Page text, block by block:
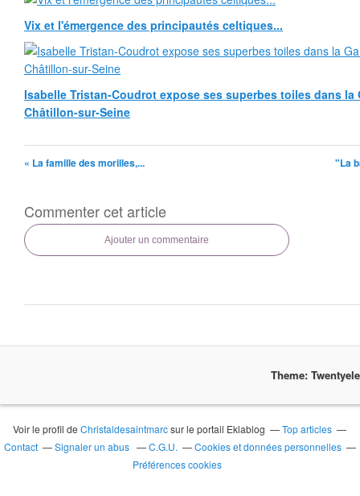
Vix et l'émergence des principautés celtiques...
Isabelle Tristan-Coudrot expose ses superbes toiles dans la
Châtillon-sur-Seine
« La famille des morilles,... "La
Commenter cet article
Ajouter un commentaire
Theme:
Voir le profil deChristaldesaintmarcsur le portail Eklablog
Top articles
Contact
Signaler un abus C.G.U.
Cookies et données personnelles
Préférences cookies